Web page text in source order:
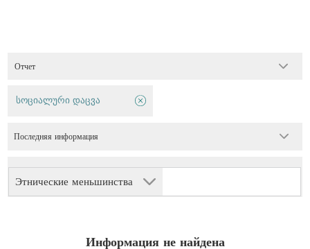
Отчет
Этнические меньшинства
სოციალური დაცვა
Последняя информация
Информация не найдена